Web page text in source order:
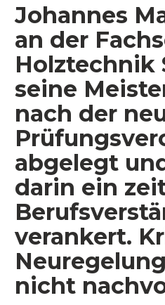
Johannes
an der
Holztechnik
seine
nach der
abgelegt
darin ein
verankert.
nicht